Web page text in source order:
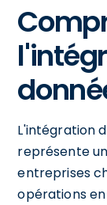
L'intégration
représente
entreprises
opérations